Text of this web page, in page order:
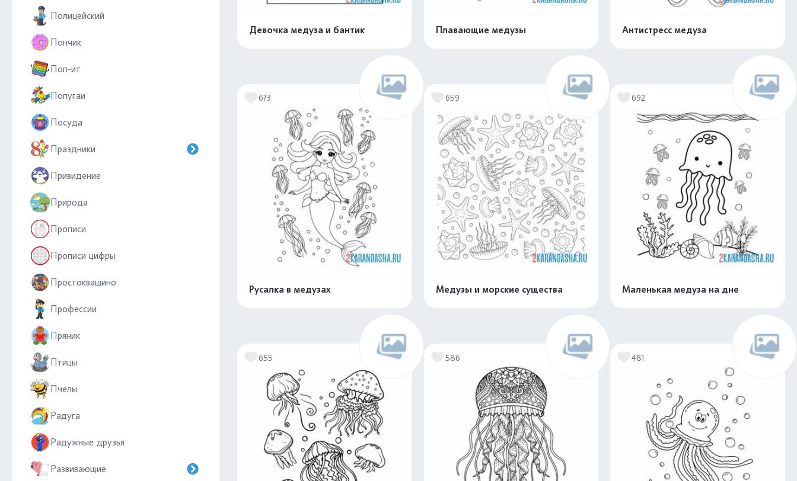
Полицейский
Пончик
Поп-ит
Попугаи
Посуда
Праздники
Привидение
Природа
Прописи
Прописи цифры
Простоквашино
Профессии
Пряник
Птицы
Пчелы
Радуга
Радужные друзья
Развивающие
Девочка медуза и бантик Плавающие медузы Антистресс медуза
673
Русалка в медузах
659
Медузы и морские существа
692
Маленькая медуза на дне
655 586 481